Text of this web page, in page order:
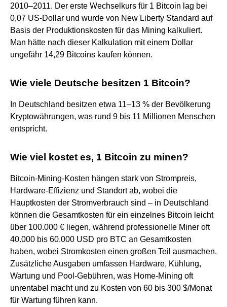
2010–2011. Der erste Wechselkurs für 1 Bitcoin lag bei
0,07 US-Dollar und wurde von New Liberty Standard auf
Basis der Produktionskosten für das Mining kalkuliert.
Man hätte nach dieser Kalkulation mit einem Dollar
ungefähr 14,29 Bitcoins kaufen können.
Wie viele Deutsche besitzen 1 Bitcoin?
In Deutschland besitzen etwa 11–13 % der Bevölkerung
Kryptowährungen, was rund 9 bis 11 Millionen Menschen
entspricht.
Wie viel kostet es, 1 Bitcoin zu minen?
Bitcoin-Mining-Kosten hängen stark von Strompreis,
Hardware-Effizienz und Standort ab, wobei die
Hauptkosten der Stromverbrauch sind – in Deutschland
können die Gesamtkosten für ein einzelnes Bitcoin leicht
über 100.000 € liegen, während professionelle Miner oft
40.000 bis 60.000 USD pro BTC an Gesamtkosten
haben, wobei Stromkosten einen großen Teil ausmachen.
Zusätzliche Ausgaben umfassen Hardware, Kühlung,
Wartung und Pool-Gebühren, was Home-Mining oft
unrentabel macht und zu Kosten von 60 bis 300 $/Monat
für Wartung führen kann.